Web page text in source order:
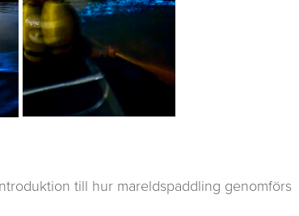
till hur mareldspaddling genomförs